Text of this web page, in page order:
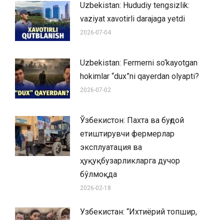
Uzbekistan: Hududiy tengsizlik:
vaziyat xavotirli darajaga yetdi
2026-07-04
Uzbekistan: Fermerni so‘kayotgan
hokimlar “dux”ni qayerdan olyapti?
2026-07-02
Ўзбекистон: Пахта ва буғдой
етиштирувчи фермерлар
эксплуатация ва
ҳуқуқбузарликларга дучор
бўлмоқда
2026-02-18
Узбекистан: “Ихтиёрий топшир,